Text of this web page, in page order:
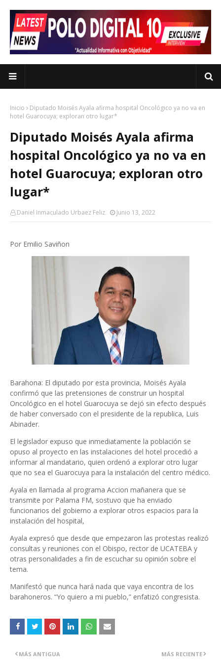
Inicio
Diputado Moisés Ayala afirma hospital Oncológico ya no va en
hotel Guarocuya; exploran otro lugar*
Diputado Moisés Ayala afirma
hospital Oncológico ya no va en
hotel Guarocuya; exploran otro
lugar*
Daniel Inmaculado Urbaez Feliz Junio 13, 2022
Por Emilio Saviñon
Barahona: El diputado por esta provincia, Moisés Ayala
confirmó que las pretensiones de construir un hospital
Oncológico en el hotel Guarocuya se dejó sin efecto después
de haber conversado con el presidente de la republica, Luis
Abinader.
El legislador expuso que inmediatamente la población se
opuso al proyecto en las instalaciones del hotel procedió a
informar al mandatario, quien ordenó a explorar otro lugar
que no sea el Guarocuya para la instalación del centro médico.
Ayala en llamada al programa Accion mañanera que se
transmite por Palama FM, sostuvo que ha enviado
funcionarios del gobierno a explorar otros espacios para la
instalación del hospital,
Ayala expresó que desde que empezaron las protestas realizó
consultas y reuniones con el Obispo, rector de UCATEBA y
otras personalidades a fin de escuchar su opinión sobre el
tema.
Manifestó que nunca hará nada que vaya encontra de los
barahoneros. “Yo quiero a mi pueblo,” enfatizó congresista.
MÁS RECIENTE
MÁS ANTIGUA